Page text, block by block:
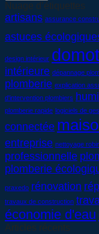
Nuage d’étiquettes
artisans assurance
astuces
design intérieur
intérieure dépannage
plomberie explication
d'intervention plombiers
plomberie rapide logiciels de
connectée
entreprise nettoyage
professionnelle
plomberie
praxedo rénovation
travaux de construction
économie d'eau
Articles récents